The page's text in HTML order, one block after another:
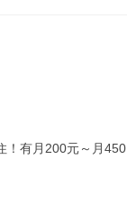
！有月200元～月450